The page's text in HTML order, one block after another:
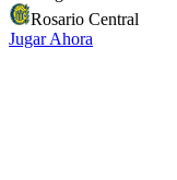
Rosario Central
Jugar Ahora